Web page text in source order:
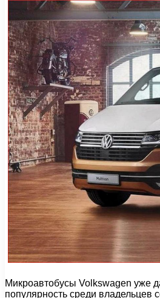
Микроавтобусы Volkswagen уже
популярность среди владельцев